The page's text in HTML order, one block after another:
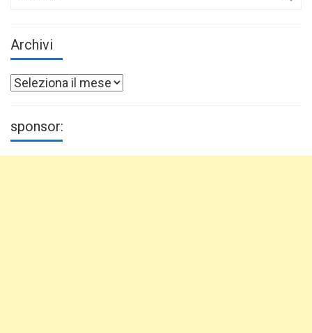
Archivi
Archivi
sponsor: